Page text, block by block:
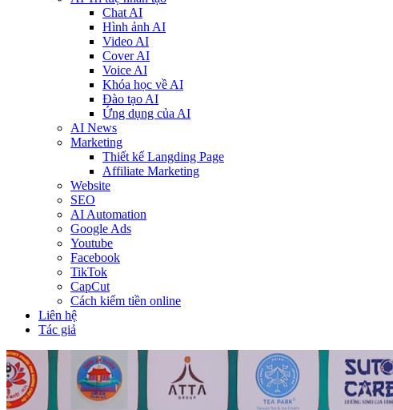
Chat AI
Hình ảnh AI
Video AI
Cover AI
Voice AI
Khóa học về AI
Đào tạo AI
Ứng dụng của AI
AI News
Marketing
Thiết kế Langding Page
Affiliate Marketing
Website
SEO
AI Automation
Google Ads
Youtube
Facebook
TikTok
CapCut
Cách kiếm tiền online
Liên hệ
Tác giả